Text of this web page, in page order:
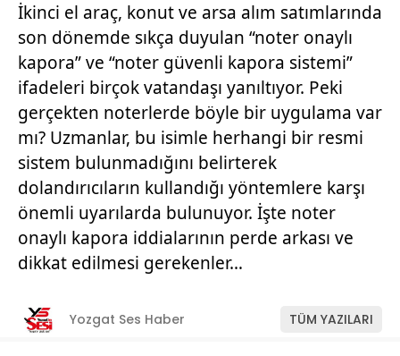
İkinci el araç, konut ve arsa alım satımlarında
son dönemde sıkça duyulan “noter onaylı
kapora” ve “noter güvenli kapora sistemi”
ifadeleri birçok vatandaşı yanıltıyor. Peki
gerçekten noterlerde böyle bir uygulama var
mı? Uzmanlar, bu isimle herhangi bir resmi
sistem bulunmadığını belirterek
dolandırıcıların kullandığı yöntemlere karşı
önemli uyarılarda bulunuyor. İşte noter
onaylı kapora iddialarının perde arkası ve
dikkat edilmesi gerekenler…
Yozgat Ses Haber TÜM YAZILARI